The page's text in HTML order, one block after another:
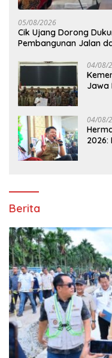
05/08/2026
Cik Ujang Dorong
Pembangunan Jalan
04/08/
Jawa
04/08/
2026:
Berita